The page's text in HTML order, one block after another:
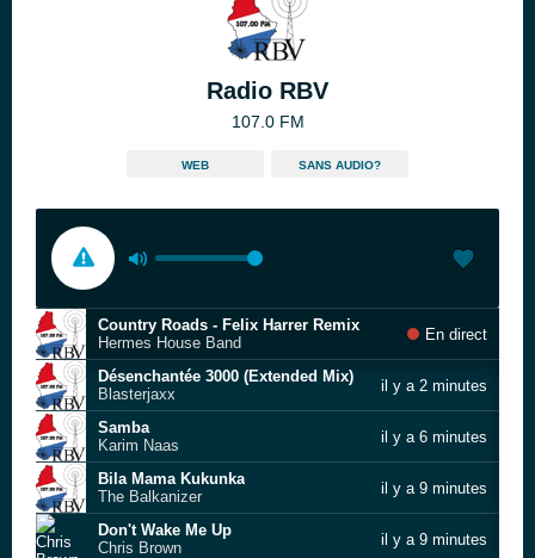
Radio RBV
107.0 FM
WEB SANS AUDIO?
Country Roads - Felix Harrer Remix
Hermes House Band
En direct
Désenchantée 3000 (Extended Mix)
Blasterjaxx
il y a 2 minutes
Samba
Karim Naas
il y a 6 minutes
Bila Mama Kukunka
The Balkanizer
il y a 9 minutes
Don't Wake Me Up
Chris Brown
il y a 9 minutes